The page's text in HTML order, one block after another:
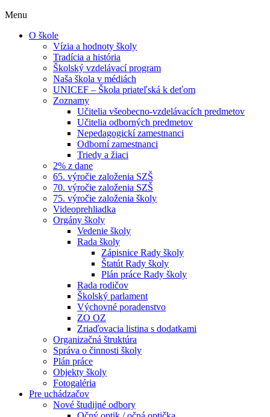
Menu
O škole
Vízia a hodnoty školy
Tradícia a história
Školský vzdelávací program
Naša škola v médiách
UNICEF – Škola priateľská k deťom
Zoznamy
Učitelia všeobecno-vzdelávacích predmetov
Učitelia odborných predmetov
Nepedagogickí zamestnanci
Odborní zamestnanci
Triedy a žiaci
2% z dane
65. výročie založenia SZŠ
70. výročie založenia SZŠ
75. výročie založenia školy
Videoprehliadka
Orgány školy
Vedenie školy
Rada školy
Zápisnice Rady školy
Štatút Rady školy
Plán práce Rady školy
Rada rodičov
Školský parlament
Výchovné poradenstvo
ZO OZ
Zriaďovacia listina s dodatkami
Organizačná štruktúra
Správa o činnosti školy
Plán práce
Objekty školy
Fotogaléria
Pre uchádzačov
Nové študijné odbory